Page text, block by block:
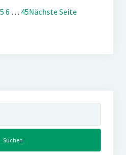
5 6 … 45Nächste Seite